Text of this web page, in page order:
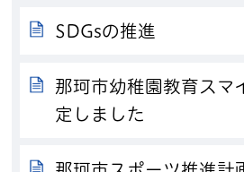
SDGsの推進
那珂市幼稚園教育スマ
定しました